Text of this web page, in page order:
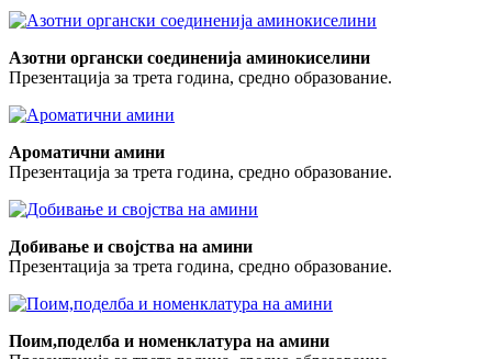
Азотни органски соединенија аминокиселини
Презентација за трета година, средно образование.
Ароматични амини
Презентација за трета година, средно образование.
Добивање и својства на амини
Презентација за трета година, средно образование.
Поим,поделба и номенклатура на амини